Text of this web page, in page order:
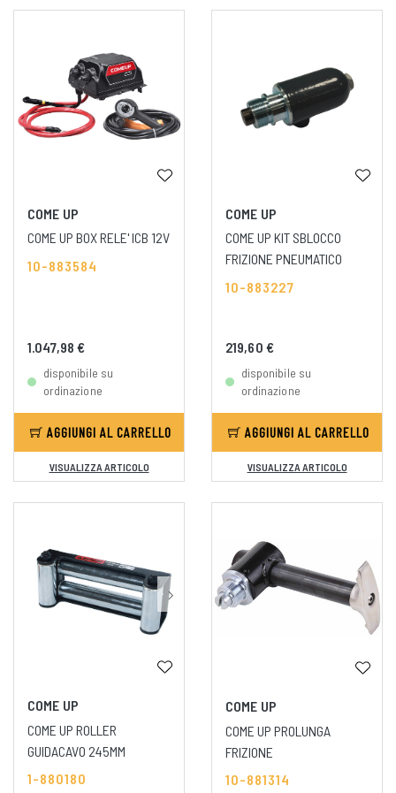
COME UP
COME UP BOX RELE' ICB 12V
10-883584
1.047,98 €
disponibile su
ordinazione
AGGIUNGI AL CARRELLO
VISUALIZZA ARTICOLO
COME UP
COME UP KIT SBLOCCO
FRIZIONE PNEUMATICO
10-883227
219,60 €
disponibile su
ordinazione
AGGIUNGI AL CARRELLO
VISUALIZZA ARTICOLO
COME UP
COME UP ROLLER
GUIDACAVO 245MM
1-880180
COME UP
COME UP PROLUNGA
FRIZIONE
10-881314